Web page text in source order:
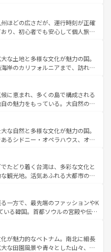
れぞれで全く異なる文化を体験で
なお、新着のフランス情報はコンテンツ一覧
してほしい。 なお、新着の
一覧を参照してほしい。
ある。また、優雅なアフタヌーン
たまらない英国パブ、サッカー観
できる体験も豊富。イギリスを旅
い。
ほどの広さだが、運行時刻が正確
り、初心者でも安心して個人旅行
や、スイスならではのユニークな
観光だけでなく町歩きも満喫する
得が高いため物価も高いが、旅行
しむこともできる。 なお、新
ンツ一覧 を参照してほしい。
な土地と多様な文化が魅力の国。
岸のカリフォルニアまで、訪れる
光、ショッピング、エンターテイ
的なスポットだ。一方、アメリカ
、グランドキャニオンやイエロー
は、音楽と美食が融合した独特の
メリカの各地域で異なる魅力を楽
と豊かな歴史を感じることができ
お、新着のアメリカ
を参照してほしい。
に恵まれ、多くの島で構成される
の魅力をもっている。大自然の神
た、定番の観光地といえばオアフ
めるならマウイ島やカウアイ島が
リーンに輝く海をはじめ、豊かな
れる人々を迎えてくれるハワイの
フードやハワイアンミュージッ
など、すべてがハワイの魅力を彩
着のハワイ情報
してほしい。
な自然と多様な文化が魅力の国。
るシドニー・オペラハウス、オー
にそびえるウルル（エアーズロッ
い原生林やケアンズの熱帯雨林な
。また、カフェやワイン、オージ
充実しており、サーフィンやダイ
、アウトドア好きにはたまらな
彩な魅力を存分に味わいつくそ
たどり着く台湾は、多彩な文化と
観光地。活気あふれる大都市の台
である台湾東部など、都市の喧騒
ており、訪れる人に新しい発見と
。また、奥深い台湾の食文化も魅
ーツなど、バラエティ豊かな料理
お、新着の台湾情報は コンテンツ一覧を参
一方で、最先端のファッションやK
いる韓国。首都ソウルの宮殿や伝統
四季折々の自然美を楽しむことが
や焼肉、絶品のストリートフード
理が待っている。夜には、韓国な
が魅力的なベトナム。南北に細長
な田園風景や青々とした山々、世